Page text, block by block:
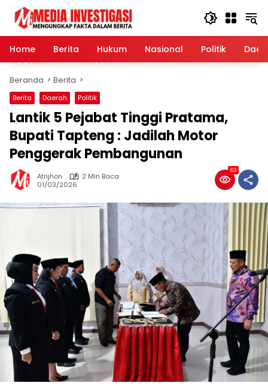
Langsung
konten
Home
Berita Hukum Nasional Politik
Beranda Berita
Berita Daerah Politik
Lantik 5 Pejabat Tinggi Pratama,
Bupati Tapteng : Jadilah Motor
Penggerak Pembangunan
Atrijhon
2 Min Baca
01/03/2026
63